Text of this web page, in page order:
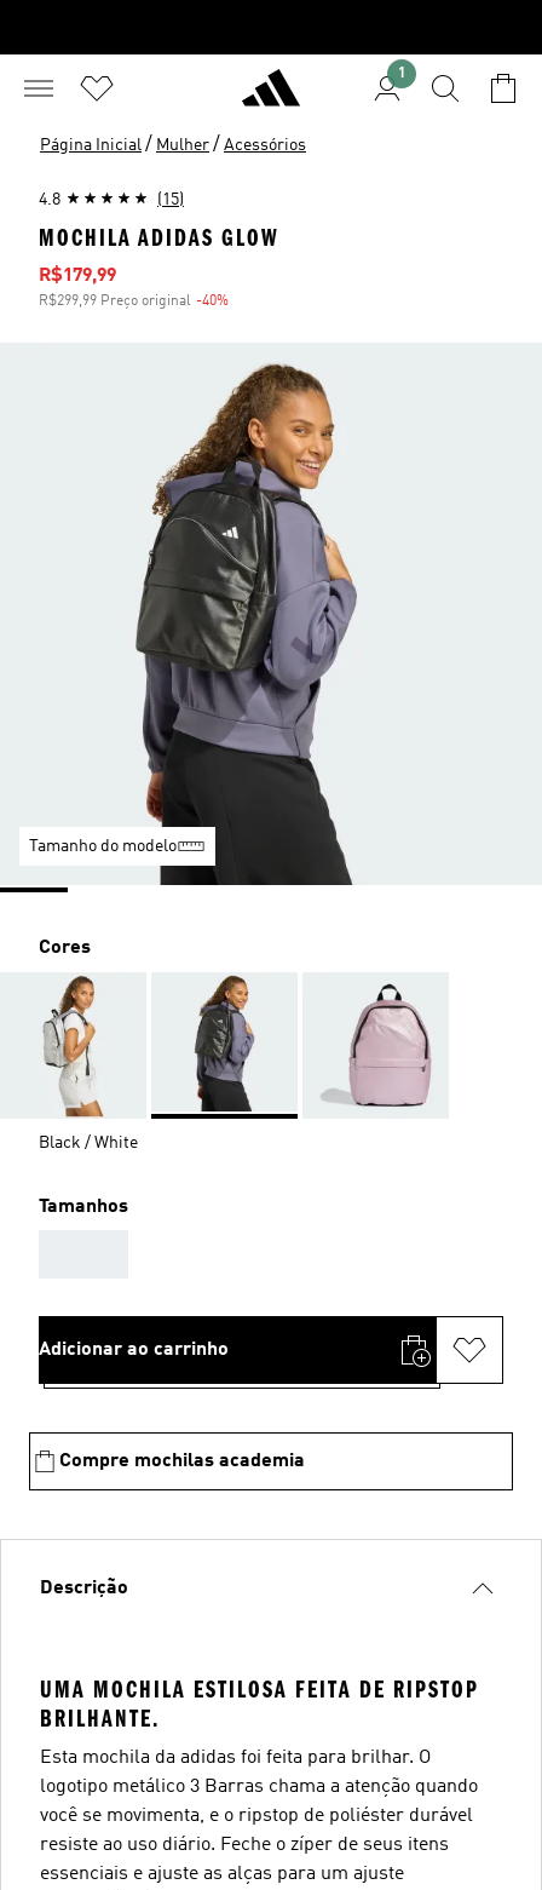
1
Página Inicial / Mulher / Acessórios
4.8 (15)
MOCHILA ADIDAS GLOW
Preço com desconto
R$179,99
R$299,99 Preço original -40%
Tamanho do modelo
Cores
Black / White
Tamanhos
Adicionar ao carrinho
Compre mochilas academia
Descrição
UMA MOCHILA ESTILOSA FEITA DE RIPSTOP
BRILHANTE.
Esta mochila da adidas foi feita para brilhar. O
logotipo metálico 3 Barras chama a atenção quando
você se movimenta, e o ripstop de poliéster durável
resiste ao uso diário. Feche o zíper de seus itens
essenciais e ajuste as alças para um ajuste